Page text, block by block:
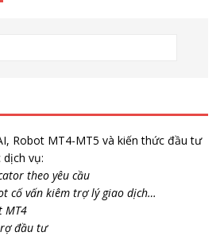
Robot MT4-MT5 và kiến thức đầu tư
dịch vụ:
theo yêu cầu
cố vấn kiêm trợ lý giao dịch…
MT4
đầu tư